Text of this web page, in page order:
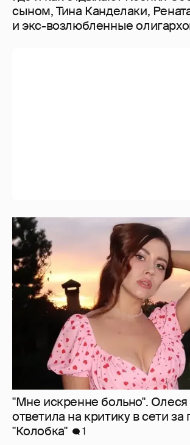
сыном, Тина Канделаки,
и экс-возлюбленные
"Мне искренне больно".
ответила на критику в сети за
"Колобка"
1